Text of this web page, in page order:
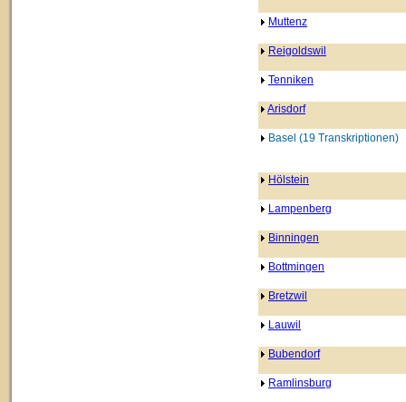
Muttenz
Reigoldswil
Tenniken
Arisdorf
Basel (19 Transkriptionen)
Hölstein
Lampenberg
Binningen
Bottmingen
Bretzwil
Lauwil
Bubendorf
Ramlinsburg